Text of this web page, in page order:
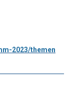
2023/themen